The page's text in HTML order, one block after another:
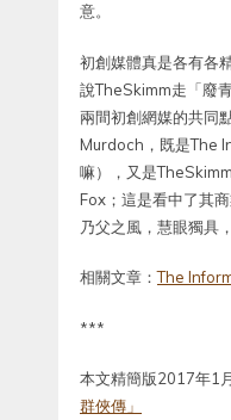
意。
初創媒體真是各有各
說TheSkimm走「廢
兩間初創網媒的共同
Murdoch，既是The
嘛），又是
Fox；這是看中了其
乃父之風，慧眼獨具
相關文章：The
***
本文精簡版2017年1
群俠傳」